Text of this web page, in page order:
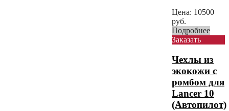
Цена: 10500
руб.
Подробнее
Заказать
Чехлы из
экокожи с
ромбом для
Lancer 10
(Автопилот)